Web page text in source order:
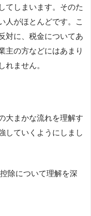
てしまいます。そのた
人がほとんどです。こ
対に、税金についてあ
主の方などにはあまり
れません。
大まかな流れを理解す
していくようにしまし
除について理解を深